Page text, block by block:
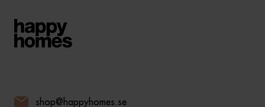
shop@happyhomes.se